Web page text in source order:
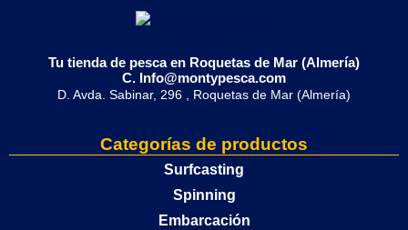
Tu tienda de pesca en Roquetas de Mar (Almería)
C. Info@montypesca.com
D. Avda. Sabinar, 296 , Roquetas de Mar (Almería)
Categorías de productos
Surfcasting
Spinning
Embarcación